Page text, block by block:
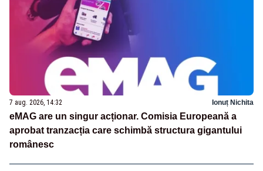
7 aug. 2026, 14:32 Ionuț Nichita
eMAG are un singur acționar. Comisia Europeană a
aprobat tranzacția care schimbă structura gigantului
românesc